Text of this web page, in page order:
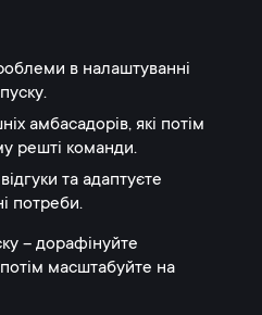
в налаштуванні
амбасадорів, які потім
решті команди.
та адаптуєте
потреби.
– дорафінуйте
масштабуйте на